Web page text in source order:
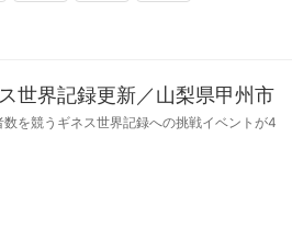
世界記録更新／山梨県甲州市
を競うギネス世界記録への挑戦イベントが4